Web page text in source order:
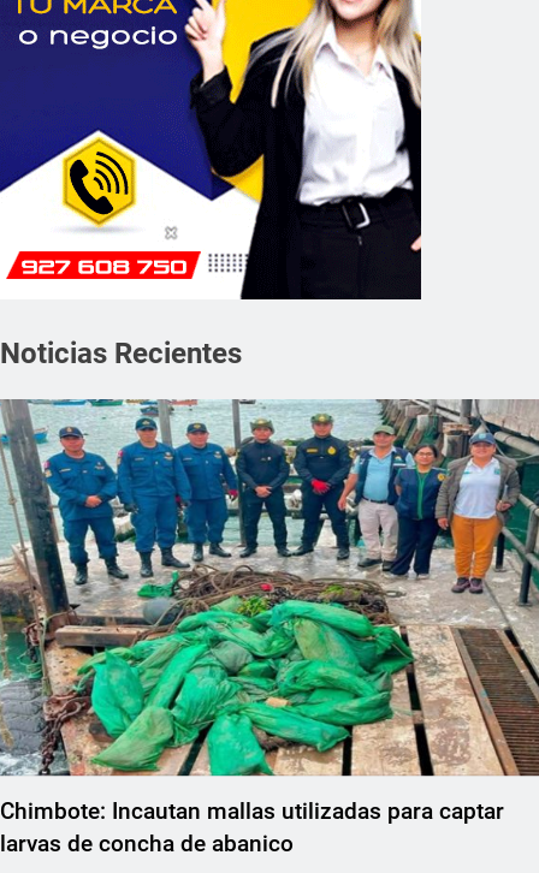
Noticias Recientes
Chimbote: Incautan mallas utilizadas para captar
larvas de concha de abanico